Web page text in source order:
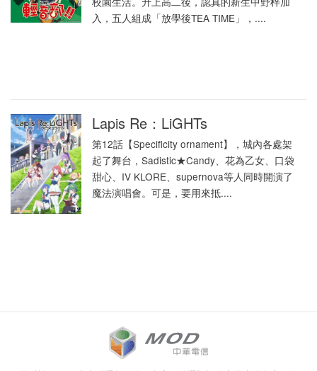
入，五人組成「放學後TEA TIME」，....
Lapis Re：LiGHTs
第12話【Specificity ornament】，城內各處架
起了舞台，Sadistic★Candy、花為乙女、口袋
甜心、IV KLORE、supernova等人同時開演了
魔法演唱會。可是，要用來抵....